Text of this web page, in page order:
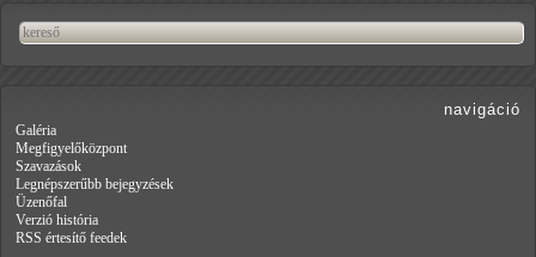
navigáció
Galéria
Megfigyelőközpont
Szavazások
Legnépszerűbb bejegyzések
Üzenőfal
Verzió história
RSS értesítő feedek